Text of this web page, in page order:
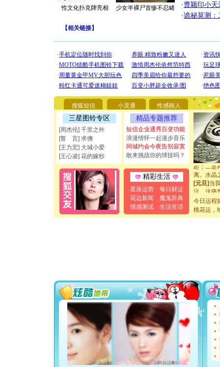
性文化扑克牌亮相 少女半裸尸首惨不忍睹
·曹颖印小天
·诡秘莫测：
【相关链接】
搜狐短信 小灵通 性感丽人
三星图铃专区
[周杰伦] 千里之外
[誓 言] 求佛
[王力宏] 大城小爱
[王心凌] 花的嫁纱
精品专题推荐
短信企业通秀百变功能
浪漫情怀一起漫步音乐
同城约会今夜告别寂寞
敢来挑战你的球技吗？
精彩生活
星座运势
每日财运
花边新闻
魔鬼辞典
情感测试
生活笑话
[圣诞节]
你太多
要平安
[圣诞节]
能正大光
都要快乐
[圣诞节]
如意,快
[元旦]看
断电。爱
你是我专
[元旦]如
起；二是
离。水晶
[元旦]当
泣，这痛
[春节]风
颜！冬去
[圣诞节]
能正大光
都要快乐
[圣诞节]
如意,快
[元旦]
看
断电。
你是我
[元旦]
如
起；二
离。水
今日运程
桃花运，